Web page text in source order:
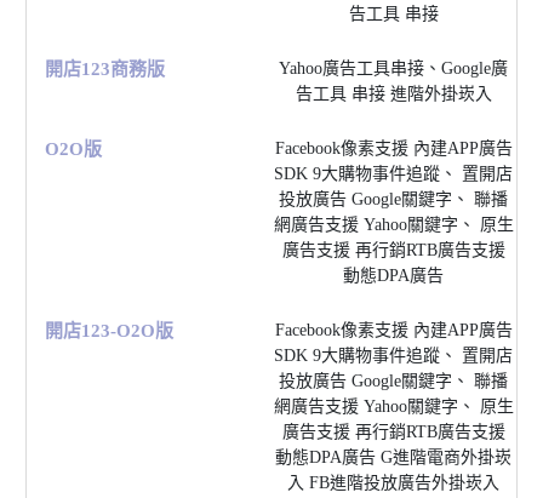
告⼯具 串接
開店123商務版
Yahoo廣告⼯具串接、Google廣
告⼯具 串接 進階外掛崁入
O2O版
Facebook像素⽀援 內建APP廣告
SDK 9⼤購物事件追蹤、 置開店
投放廣告 Google關鍵字、 聯播
網廣告⽀援 Yahoo關鍵字、 原⽣
廣告⽀援 再⾏銷RTB廣告⽀援
動態DPA廣告
開店123-O2O版
Facebook像素⽀援 內建APP廣告
SDK 9⼤購物事件追蹤、 置開店
投放廣告 Google關鍵字、 聯播
網廣告⽀援 Yahoo關鍵字、 原⽣
廣告⽀援 再⾏銷RTB廣告⽀援
動態DPA廣告 G進階電商外掛崁
入 FB進階投放廣告外掛崁入